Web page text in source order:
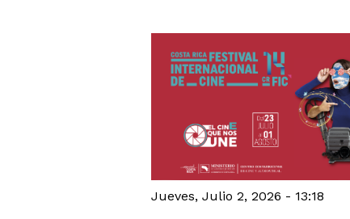
Jueves, Julio 2, 2026 - 13:18